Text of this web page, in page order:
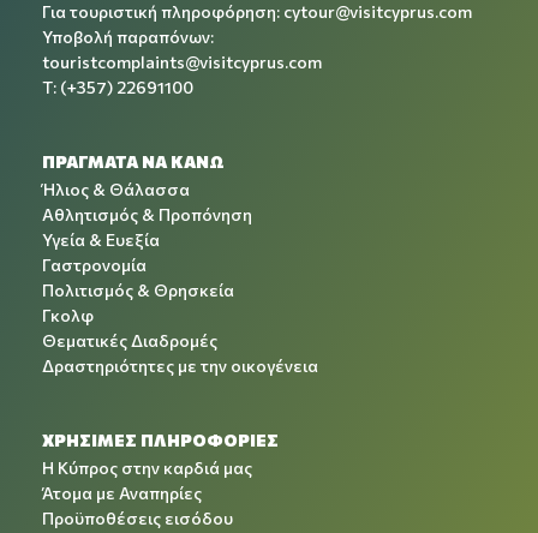
Για τουριστική πληροφόρηση: cytour@visitcyprus.com
Υποβολή παραπόνων:
touristcomplaints@visitcyprus.com
T: (+357) 22691100
ΠΡΑΓΜΑΤΑ ΝΑ ΚΑΝΩ
Ήλιος & Θάλασσα
Αθλητισμός & Προπόνηση
Υγεία & Ευεξία
Γαστρονομία
Πολιτισμός & Θρησκεία
Γκολφ
Θεματικές Διαδρομές
Δραστηριότητες με την οικογένεια
ΧΡΉΣΙΜΕΣ ΠΛΗΡΟΦΟΡΊΕΣ
Η Κύπρος στην καρδιά μας
Άτομα με Αναπηρίες
Προϋποθέσεις εισόδου